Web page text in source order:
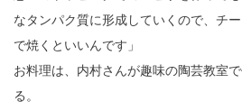
なタンパク質に形成していくので、チ
で焼くといいんです」
お料理は、内村さんが趣味の陶芸教室
る。